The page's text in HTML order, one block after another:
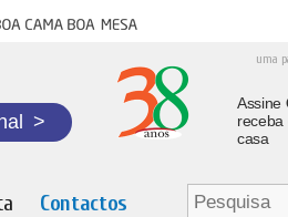
cama boa mesa
uma
>
Assine
receba
casa
Contactos